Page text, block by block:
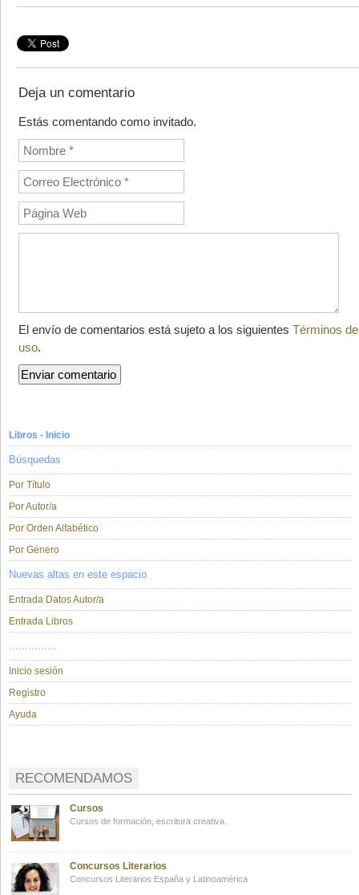
Deja un comentario
Estás comentando como invitado.
El envío de comentarios está sujeto a los siguientes Términos de
uso.
Libros - Inicio
Búsquedas
Por Título
Por Autor/a
Por Orden Alfabético
Por Género
Nuevas altas en este espacio
Entrada Datos Autor/a
Entrada Libros
...............
Inicio sesión
Registro
Ayuda
RECOMENDAMOS
Cursos
Cursos de formación, escritura creativa.
Concursos Literarios
Concursos Literarios España y Latinoamérica